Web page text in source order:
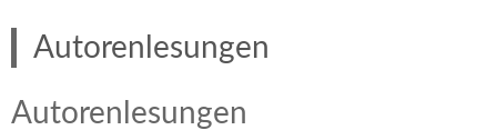
Autorenlesungen
Autorenlesungen